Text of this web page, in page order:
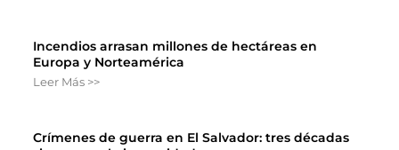
Incendios arrasan millones de hectáreas en
Europa y Norteamérica
Leer Más >>
Crímenes de guerra en El Salvador: tres décadas